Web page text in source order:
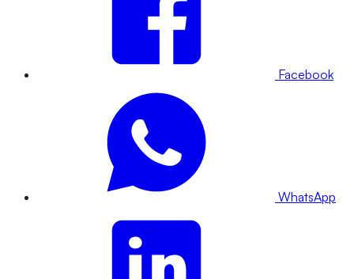
Facebook
WhatsApp